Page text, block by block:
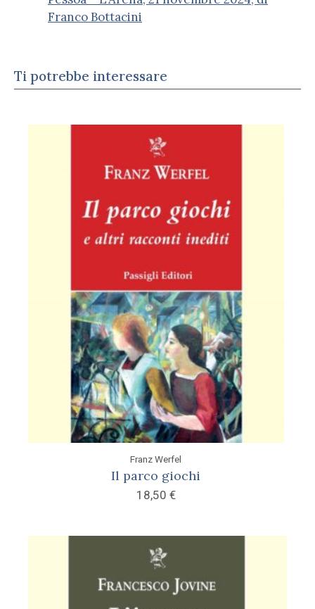
Franco Bottacini
Ti potrebbe interessare
Franz Werfel
Il parco giochi
18,50 €